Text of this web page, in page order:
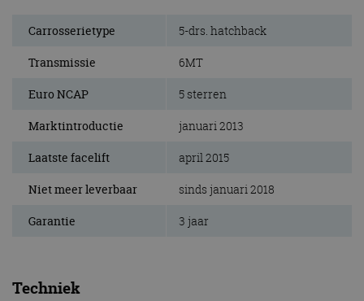
Carrosserietype 5-drs. hatchback
Transmissie 6MT
Euro NCAP 5 sterren
Marktintroductie januari 2013
Laatste facelift april 2015
Niet meer leverbaar sinds januari 2018
Garantie 3 jaar
Techniek